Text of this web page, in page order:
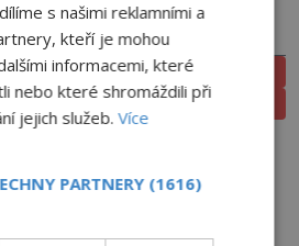
PŘEDPLATNÉ
ELEKTRONICKÉ
TIŠTĚNÉ
I. vypořádal s neposlušnými
s našimi reklamními a
kteří je mohou
informacemi, které
nebo které shromáždili při
jejich služeb.Více
PARTNERY (1616)